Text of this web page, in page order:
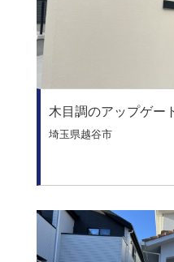
木目調のアップゲー
埼玉県越谷市